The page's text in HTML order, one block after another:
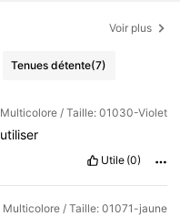
Voir plus
Tenues détente(7)
/ Taille: 01030-Violet
utiliser
Utile (0)
Multicolore / Taille: 01071-jaune